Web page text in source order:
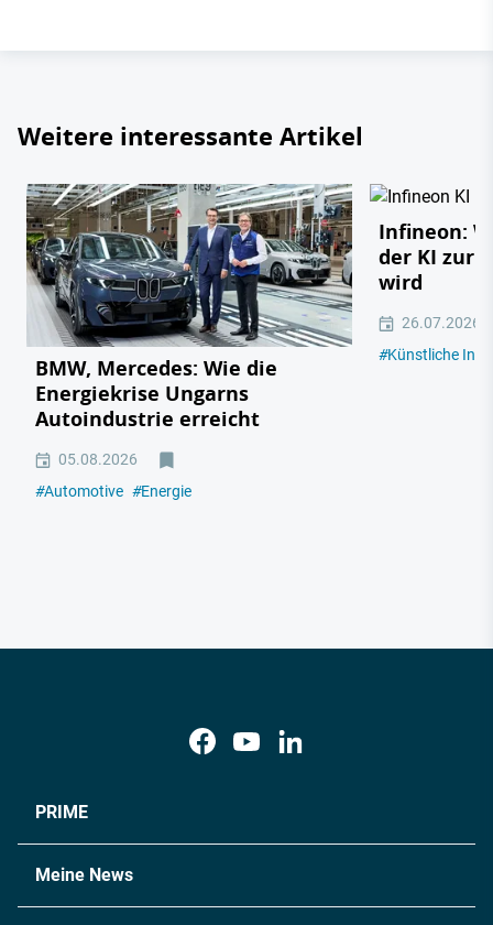
Weitere interessante Artikel
BMW, Mercedes: Wie die
Energiekrise Ungarns
Autoindustrie erreicht
05.08.2026
#Automotive #Energie
Infineon:
der KI zur
wird
26.07.2026
#Künstliche
PRIME
Meine News